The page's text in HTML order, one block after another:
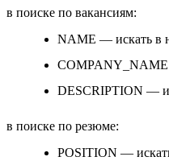
в поиске по вакансиям:
NAME — искать в
COMPANY_NAME
DESCRIPTION —
в поиске по резюме:
POSITION —